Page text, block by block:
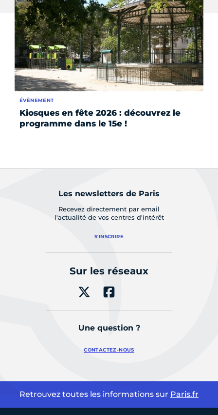
Kiosques en fête 2026 : découvrez le
programme dans le 15e !
ÉVÈNEMENT
Les newsletters de Paris
Recevez directement par email
l'actualité de vos centres d'intérêt
S'INSCRIRE
Sur les réseaux
Une question ?
CONTACTEZ-NOUS
Retrouvez toutes les informations sur Paris.fr